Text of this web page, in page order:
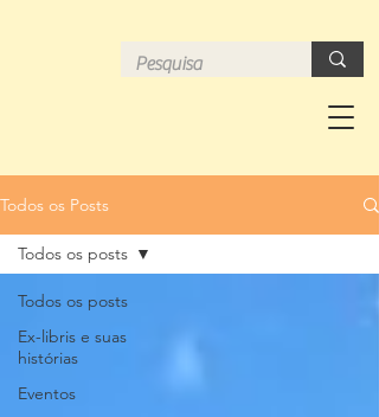
Todos os Posts
Todos os posts
Ex-libris e suas
histórias
Eventos
Todos os posts